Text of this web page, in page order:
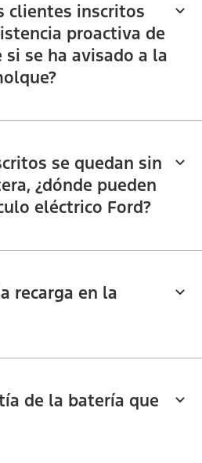
clientes inscritos
proactiva de
se ha avisado a la
se quedan sin
¿dónde pueden
eléctrico Ford?
recarga en la
de la batería que